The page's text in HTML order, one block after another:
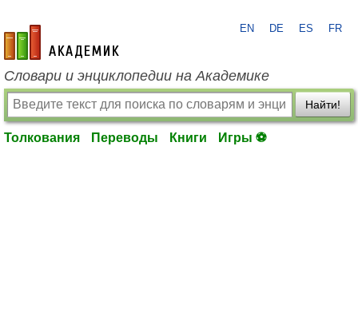
academic.ru
EN DE ES FR
Словари и энциклопедии на Академике
Найти!
Толкования Переводы Книги Игры ⚽